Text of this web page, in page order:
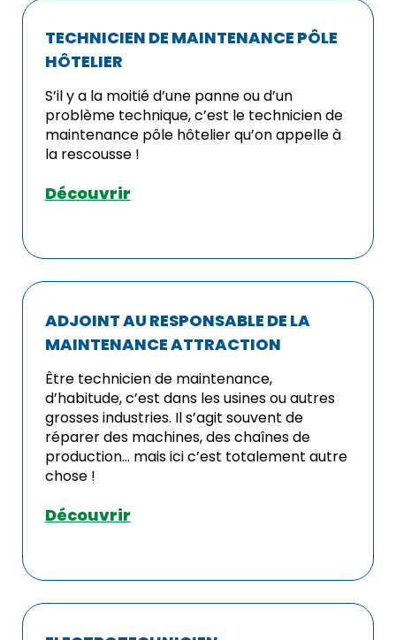
TECHNICIEN DE MAINTENANCE PÔLE
HÔTELIER
S’il y a la moitié d’une panne ou d’un
problème technique, c’est le technicien de
maintenance pôle hôtelier qu’on appelle à
la rescousse !
Découvrir
ADJOINT AU RESPONSABLE DE LA
MAINTENANCE ATTRACTION
Être technicien de maintenance,
d’habitude, c’est dans les usines ou autres
grosses industries. Il s’agit souvent de
réparer des machines, des chaînes de
production… mais ici c’est totalement autre
chose !
Découvrir